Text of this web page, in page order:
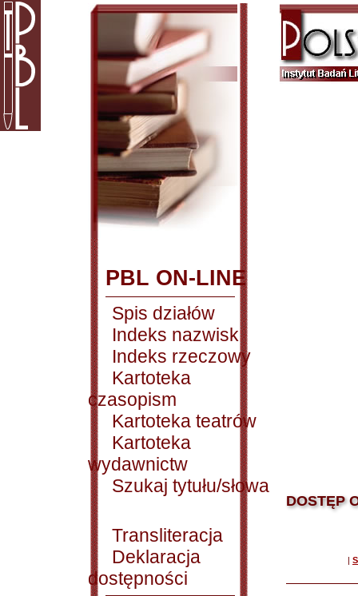
PBL ON-LINE
Spis działów
Indeks nazwisk
Indeks rzeczowy
Kartoteka
czasopism
Kartoteka teatrów
Kartoteka
wydawnictw
Szukaj tytułu/słowa
Transliteracja
Deklaracja
dostępności
DOSTĘP
|